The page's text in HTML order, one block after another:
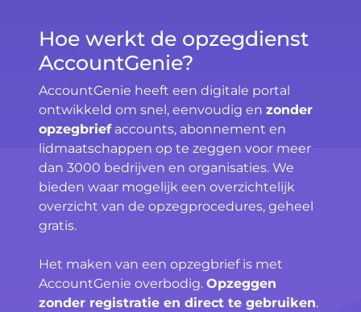
Hoe werkt de opzegdienst
AccountGenie?
AccountGenie heeft een digitale portal
ontwikkeld om snel, eenvoudig en zonder
opzegbriefaccounts, abonnement en
lidmaatschappen op te zeggen voor meer
dan 3000 bedrijven en organisaties. We
bieden waar mogelijk een overzichtelijk
overzicht van de opzegprocedures, geheel
gratis.
Het maken van een opzegbrief is met
AccountGenie overbodig. Opzeggen
zonder registratie en direct te gebruiken.